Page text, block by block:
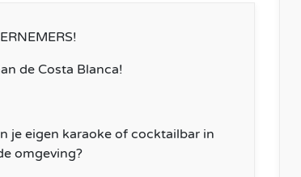
de Costa Blanca!
je eigen karaoke of cocktailbar in
omgeving?